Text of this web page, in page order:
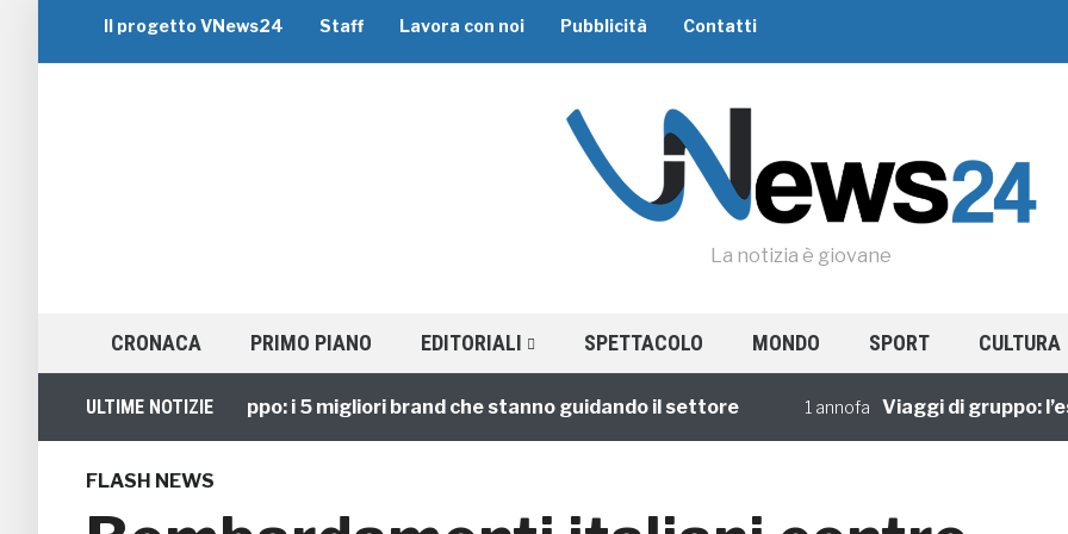
Il progetto VNews24 Staff Lavora con noi Pubblicità Contatti
La notizia è giovane
CRONACA PRIMO PIANO EDITORIALI SPETTACOLO MONDO SPORT CULTURA
ULTIME NOTIZIE
Viaggi di Gruppo: i 5 migliori brand che stanno guidando il settore 1 annofa Viaggi di gruppo:
FLASH NEWS